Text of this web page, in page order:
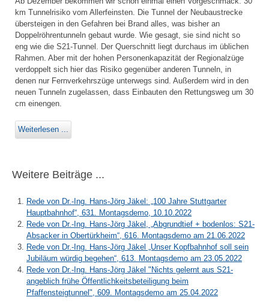
km Tunnelrisiko vom Allerfeinsten. Die Tunnel der Neubaustrecke
übersteigen in den Gefahren bei Brand alles, was bisher an
Doppelröhrentunneln gebaut wurde. Wie gesagt, sie sind nicht so
eng wie die S21-Tunnel. Der Querschnitt liegt durchaus im üblichen
Rahmen. Aber mit der hohen Personenkapazität der Regionalzüge
verdoppelt sich hier das Risiko gegenüber anderen Tunneln, in
denen nur Fernverkehrszüge unterwegs sind. Außerdem wird in den
neuen Tunneln zugelassen, dass Einbauten den Rettungsweg um 30
cm einengen.
Weiterlesen ...
Weitere Beiträge ...
Rede von Dr.-Ing. Hans-Jörg Jäkel: „100 Jahre Stuttgarter
Hauptbahnhof“, 631. Montagsdemo, 10.10.2022
Rede von Dr.-Ing. Hans-Jörg Jäkel, „Abgrundtief + bodenlos: S21-
Absacker in Obertürkheim“, 616. Montagsdemo am 21.06.2022
Rede von Dr.-Ing. Hans-Jörg Jäkel „Unser Kopfbahnhof soll sein
Jubiläum würdig begehen“, 613. Montagsdemo am 23.05.2022
Rede von Dr.-Ing. Hans-Jörg Jäkel "Nichts gelernt aus S21-
angeblich frühe Öffentlichkeitsbeteiligung beim
Pfaffensteigtunnel", 609. Montagsdemo am 25.04.2022